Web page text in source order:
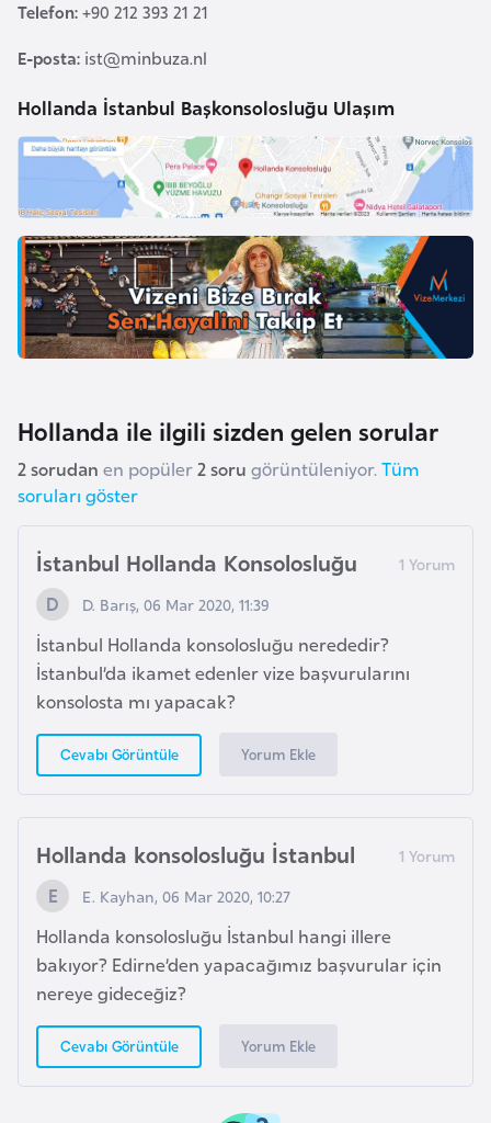
Telefon:+90 212 393 21 21
E-posta: ist@minbuza.nl
Hollanda İstanbul Başkonsolosluğu Ulaşım
Hollanda ile ilgili sizden gelen sorular
2 sorudan en popüler2 soru görüntüleniyor.Tüm
soruları göster
İstanbul Hollanda Konsolosluğu
D. Barış, 06 Mar 2020, 11:39
İstanbul Hollanda konsolosluğu nerededir?
İstanbul’da ikamet edenler vize başvurularını
konsolosta mı yapacak?
Cevabı Görüntüle Yorum Ekle
Hollanda konsolosluğu İstanbul
E. Kayhan, 06 Mar 2020, 10:27
Hollanda konsolosluğu İstanbul hangi illere
bakıyor? Edirne’den yapacağımız başvurular için
nereye gideceğiz?
Cevabı Görüntüle Yorum Ekle
l
a
r
i
s
a
n
B
u
r
i
a
F
s
o
Ç
a
d
Ç
C
u
h
u
r
i
y
e